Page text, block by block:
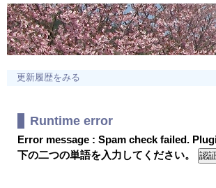
更新履歴をみる
Runtime error
Error message : Spam check failed.
下の二つの単語を入力してください。